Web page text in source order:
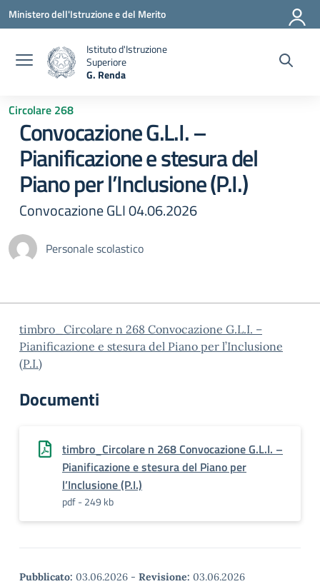
Ministero dell'Istruzione e del Merito
Istituto d'Istruzione
Superiore
G. Renda
Circolare 268
Convocazione G.L.I. –
Pianificazione e stesura del
Piano per l’Inclusione (P.I.)
Convocazione GLI 04.06.2026
Personale scolastico
timbro_Circolare n 268 Convocazione G.L.I. –
Pianificazione e stesura del Piano per l’Inclusione
(P.I.)
Documenti
timbro_Circolare n 268 Convocazione G.L.I. –
Pianificazione e stesura del Piano per
l’Inclusione (P.I.)
pdf - 249 kb
Pubblicato: 03.06.2026 - Revisione: 03.06.2026